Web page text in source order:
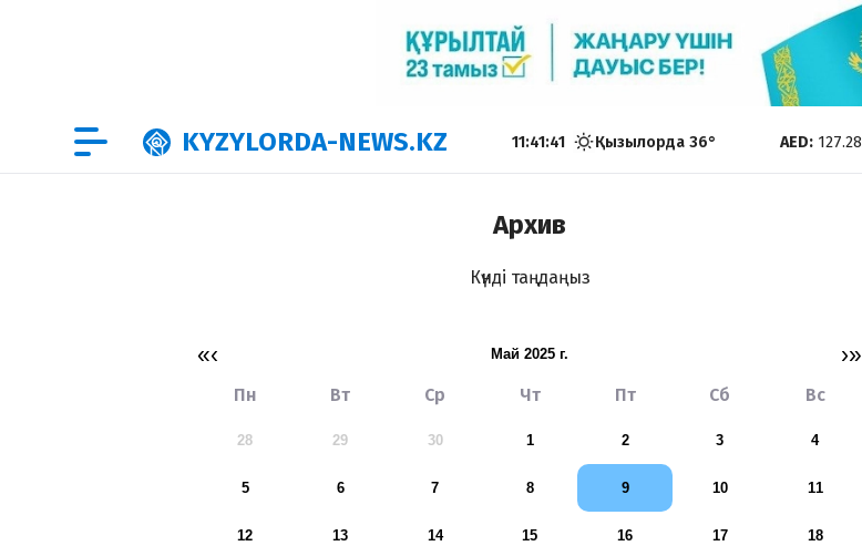
KYZYLORDA-NEWS.KZ 11:41:42 Қызылорда 36° AED: 127.28
Архив
Күнді таңдаңыз
«‹ май 2025 г. ›»
Пн Вт Ср Чт Пт Сб Вс
28 29 30 1 2 3 4
5 6 7 8 9 10 11
12 13 14 15 16 17 18